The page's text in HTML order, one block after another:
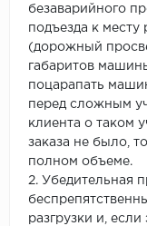
безаварийного
подъезда к месту
(дорожный
габаритов
поцарапать
перед сложным
клиента о таком
заказа не было,
полном объеме.
2. Убедительная
разгрузки и,